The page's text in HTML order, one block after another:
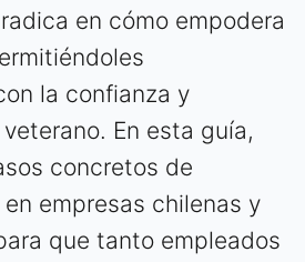
en cómo empodera
la confianza y
En esta guía,
concretos de
empresas chilenas y
que tanto empleados